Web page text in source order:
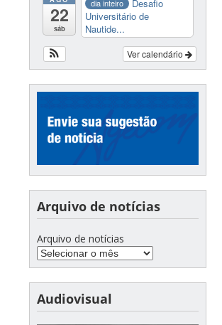
22
sáb
dia inteiro
Desafio
Universitário de
Nautide...
Ver calendário
Arquivo de notícias
Arquivo de notícias
Audiovisual